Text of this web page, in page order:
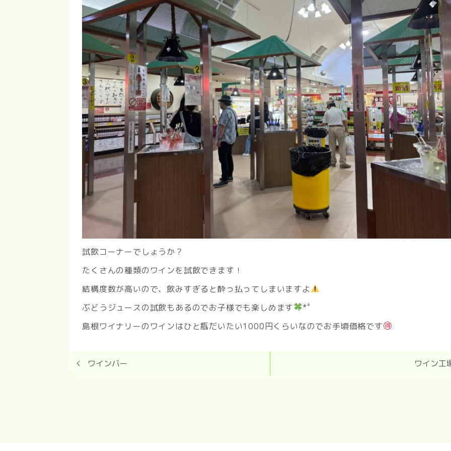
試飲コーナーでしょうか？
たくさんの種類のワインを試飲できます！
結構度数が高いので、飲みすぎると酔っ払ってしまいますよ
ぶどうジュースの試飲もあるのでお子様でも楽しめます
*゜
島根ワイナリーのワインはひと瓶だいたい1000円くらいなのでお手頃価格です
ワインバー ワイン工